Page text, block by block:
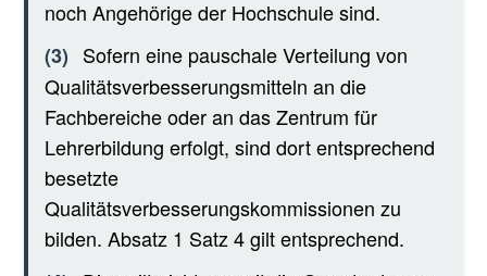
noch Angehörige der Hochschule sind.
(3) Sofern eine pauschale Verteilung von
Qualitätsverbesserungsmitteln an die
Fachbereiche oder an das Zentrum für
Lehrerbildung erfolgt, sind dort entsprechend
besetzte
Qualitätsverbesserungskommissionen zu
bilden. Absatz 1 Satz 4 gilt entsprechend.